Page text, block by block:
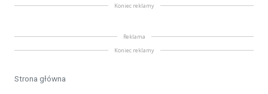
Koniec reklamy
Reklama
Koniec reklamy
Strona główna